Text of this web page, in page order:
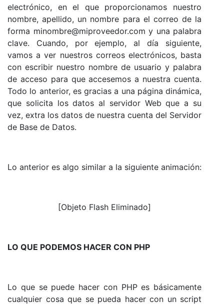
electrónico, en el que proporcionamos nuestro
nombre, apellido, un nombre para el correo de la
forma minombre@miproveedor.com y una palabra
clave. Cuando, por ejemplo, al día siguiente,
vamos a ver nuestros correos electrónicos, basta
con escribir nuestro nombre de usuario y palabra
de acceso para que accesemos a nuestra cuenta.
Todo lo anterior, es gracias a una página dinámica,
que solicita los datos al servidor Web que a su
vez, extra los datos de nuestra cuenta del Servidor
de Base de Datos.
Lo anterior es algo similar a la siguiente animación:
[Objeto Flash Eliminado]
LO QUE PODEMOS HACER CON PHP
Lo que se puede hacer con PHP es básicamente
cualquier cosa que se pueda hacer con un script